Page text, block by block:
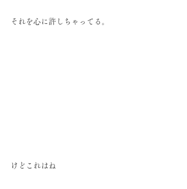
それを心に許しちゃってる。
けどこれはね